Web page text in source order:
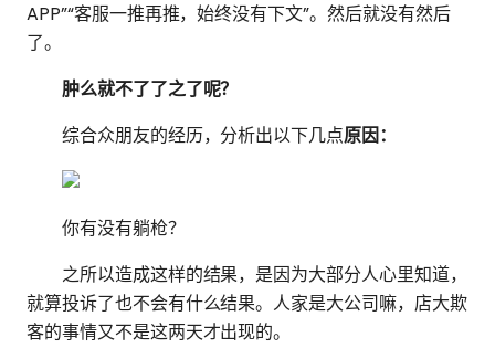
APP”“客服一推再推，始终没有下文”。然后就没有然后
了。
肿么就不了了之了呢？
综合众朋友的经历，分析出以下几点原因：
你有没有躺枪？
之所以造成这样的结果，是因为大部分人心里知道，
就算投诉了也不会有什么结果。人家是大公司嘛，店大欺
客的事情又不是这两天才出现的。